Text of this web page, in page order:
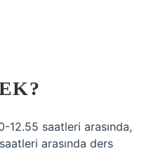
12.55 saatleri arasında,
arasında ders